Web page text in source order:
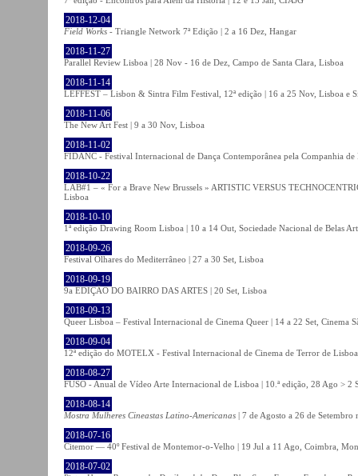
2018-12-04
Field Works - Triangle Network 7ª Edição | 2 a 16 Dez, Hangar
2018-11-27
Parallel Review Lisboa | 28 Nov - 16 de Dez, Campo de Santa Clara, Lisboa
2018-11-14
LEFFEST – Lisbon & Sintra Film Festival, 12ª edição | 16 a 25 Nov, Lisboa e
2018-11-06
The New Art Fest | 9 a 30 Nov, Lisboa
2018-11-02
FIDANC - Festival Internacional de Dança Contemporânea pela Companhia
2018-10-22
LAB#1 – « For a Brave New Brussels » ARTISTIC VERSUS
Lisboa
2018-10-10
1ª edição Drawing Room Lisboa | 10 a 14 Out, Sociedade Nacional de Belas
2018-09-26
Festival Olhares do Mediterrâneo | 27 a 30 Set, Lisboa
2018-09-19
9a EDIÇÃO DO BAIRRO DAS ARTES | 20 Set, Lisboa
2018-09-13
Queer Lisboa – Festival Internacional de Cinema Queer | 14 a 22 Set, Cinema
2018-09-04
12ª edição do MOTELX - Festival Internacional de Cinema de Terror de
2018-08-27
FUSO - Anual de Vídeo Arte Internacional de Lisboa | 10.ª edição, 28 Ago > 2
2018-08-14
Mostra Mulheres Cineastas Latino-Americanas | 7 de Agosto a 26 de Setembro
2018-07-16
Citemor — 40º Festival de Montemor-o-Velho | 19 Jul a 11 Ago, Coimbra,
2018-07-02